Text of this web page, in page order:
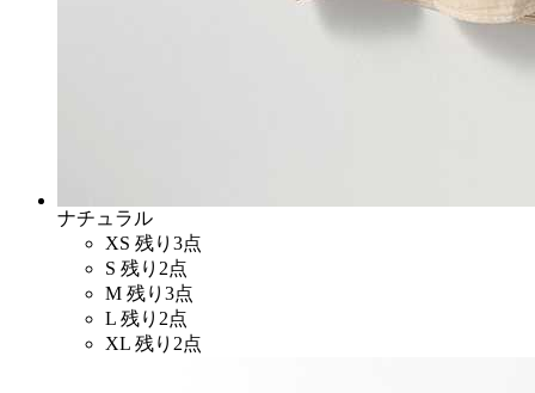
ナチュラル
XS 残り3点
S 残り2点
M 残り3点
L 残り2点
XL 残り2点